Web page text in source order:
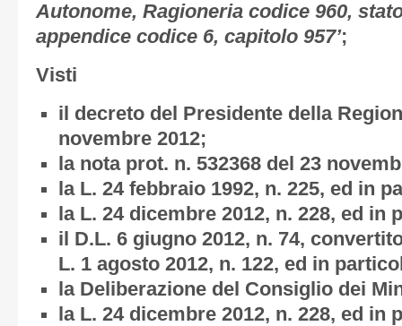
Autonome, Ragioneria codice 960,
appendice codice 6, capitolo 957’;
Visti
il decreto del Presidente della
novembre 2012;
la nota prot. n. 532368 del 23
la L. 24 febbraio 1992, n. 225, ed in
la L. 24 dicembre 2012, n. 228, ed in
il D.L. 6 giugno 2012, n. 74,
L. 1 agosto 2012, n. 122, ed in
la Deliberazione del Consiglio dei
la L. 24 dicembre 2012, n. 228, ed in